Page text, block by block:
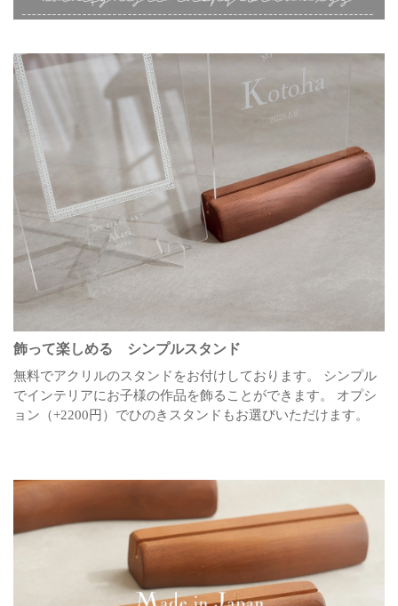
飾って楽しめる シンプルスタンド
無料でアクリルのスタンドをお付けしております。
シンプル
でインテリアにお子様の作品を飾ることができます。
オプシ
ョン（+2200円）でひのきスタンドもお選びいただけます。